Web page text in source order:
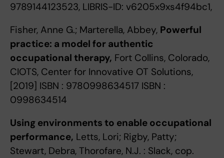
9789144123523, LIBRIS-ID: v6205x9xs4f94bc1,
Fisher, Anne G.; Marterella, Abbey, Powerful
practice: a model for authentic
occupational therapy, Fort Collins, Colorado,
CIOTS, Center for Innovative OT Solutions,
[2019] ISBN : 9780998634517 ISBN :
0998634514
Using environments to enable occupational
performance, Letts, Lori; Rigby, Patty;
Stewart, Debra, Thorofare, N.J. : Slack, cop.